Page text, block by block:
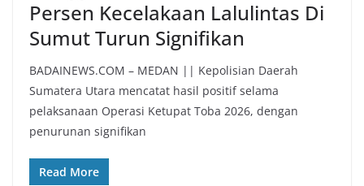
Persen Kecelakaan Lalulintas Di
Sumut Turun Signifikan
BADAINEWS.COM – MEDAN || Kepolisian Daerah
Sumatera Utara mencatat hasil positif selama
pelaksanaan Operasi Ketupat Toba 2026, dengan
penurunan signifikan
Read More